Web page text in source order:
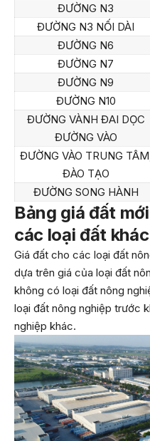
ĐƯỜNG N3
ĐƯỜNG N3 NỐI DÀI
ĐƯỜNG N6
ĐƯỜNG N7
ĐƯỜNG N9
ĐƯỜNG N10
ĐƯỜNG VÀNH ĐAI DỌC
ĐƯỜNG VÀO
ĐƯỜNG VÀO TRUNG TÂM,
ĐÀO TẠO
ĐƯỜNG SONG HÀNH
Bảng giá đất
các loại đất khác
Giá đất cho các loại đất
dựa trên giá của loại đất
không có loại đất nông
loại đất nông nghiệp trước
nghiệp khác.